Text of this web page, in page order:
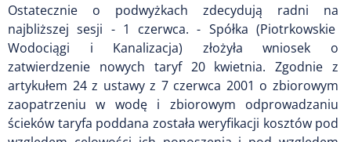
Ostatecznie o podwyżkach zdecydują radni na
najbliższej sesji - 1 czerwca. - Spółka (Piotrkowskie
Wodociągi i Kanalizacja) złożyła wniosek o
zatwierdzenie nowych taryf 20 kwietnia. Zgodnie z
artykułem 24 z ustawy z 7 czerwca 2001 o zbiorowym
zaopatrzeniu w wodę i zbiorowym odprowadzaniu
ścieków taryfa poddana została weryfikacji kosztów pod